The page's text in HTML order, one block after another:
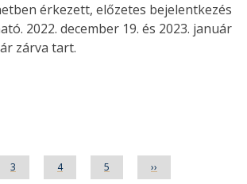
érkezett, előzetes bejelentkezés
2022. december 19. és 2023. január
zárva tart.
Oldal
3 Oldal
4 Oldal
5 Következő
oldal
››